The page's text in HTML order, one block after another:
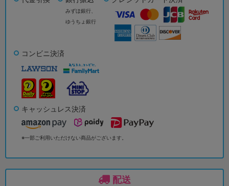
みずほ銀行、
ゆうちょ銀行
コンビニ決済
キャッシュレス決済
※一部ご利用いただけない商品がございます。
配送